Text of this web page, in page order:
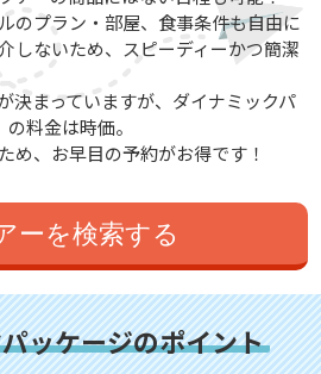
のプラン・部屋、食事条件も自由に
しないため、スピーディーかつ簡潔
決まっていますが、ダイナミックパ
料金は時価。
め、お早目の予約がお得です！
ーを検索する
ッケージのポイント